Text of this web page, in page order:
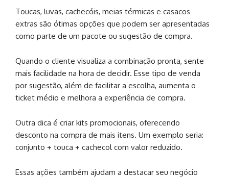
Toucas, luvas, cachecóis, meias térmicas e casacos
extras são ótimas opções que podem ser apresentadas
como parte de um pacote ou sugestão de compra.
Quando o cliente visualiza a combinação pronta, sente
mais facilidade na hora de decidir. Esse tipo de venda
por sugestão, além de facilitar a escolha, aumenta o
ticket médio e melhora a experiência de compra.
Outra dica é criar kits promocionais, oferecendo
desconto na compra de mais itens. Um exemplo seria:
conjunto + touca + cachecol com valor reduzido.
Essas ações também ajudam a destacar seu negócio